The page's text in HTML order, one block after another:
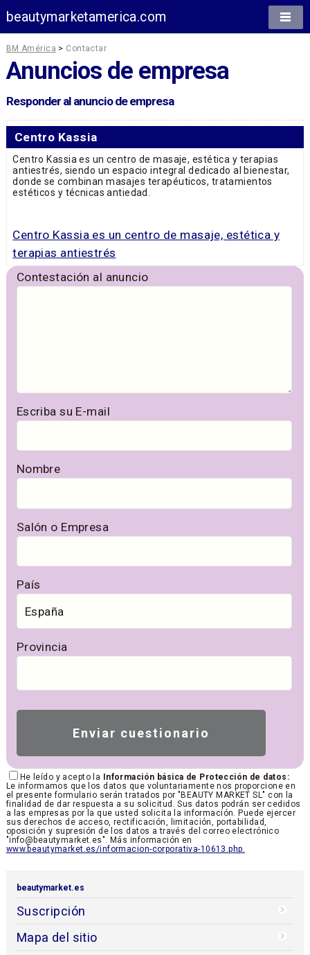
beautymarketamerica.com
BM América > Contactar
Anuncios de empresa
Responder al anuncio de empresa
Centro Kassia
Centro Kassia es un centro de masaje, estética y terapias
antiestrés, siendo un espacio integral dedicado al bienestar,
donde se combinan masajes terapéuticos, tratamientos
estéticos y técnicas antiedad.
Centro Kassia es un centro de masaje, estética y
terapias antiestrés
Contestación al anuncio
Escriba su E-mail
Nombre
Salón o Empresa
País
Provincia
He leído y acepto la Información básica de Protección de datos:
Le informamos que los datos que voluntariamente nos proporcione en
el presente formulario serán tratados por "BEAUTY MARKET SL" con la
finalidad de dar respuesta a su solicitud. Sus datos podrán ser cedidos
a las empresas por la que usted solicita la información. Puede ejercer
sus derechos de acceso, rectificación, limitación, portabilidad,
oposición y supresión de los datos a través del correo electrónico
"info@beautymarket.es". Más información en
www.beautymarket.es/informacion-corporativa-10613.php.
beautymarket.es
Suscripción
Mapa del sitio